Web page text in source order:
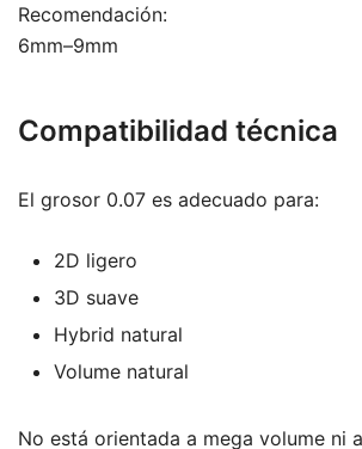
Recomendación:
6mm–9mm
Compatibilidad técnica
El grosor 0.07 es adecuado para:
2D ligero
3D suave
Hybrid natural
Volume natural
No está orientada a mega volume ni